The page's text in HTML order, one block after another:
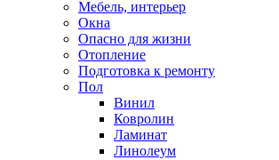
Мебель, интерьер
Окна
Опасно для жизни
Отопление
Подготовка к ремонту
Пол
Винил
Ковролин
Ламинат
Линолеум